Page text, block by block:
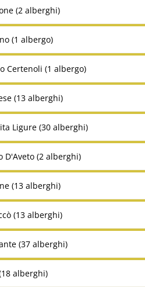
(2 alberghi)
(1 albergo)
Certenoli (1 albergo)
(13 alberghi)
Ligure (30 alberghi)
D'Aveto (2 alberghi)
(13 alberghi)
(13 alberghi)
(37 alberghi)
alberghi)